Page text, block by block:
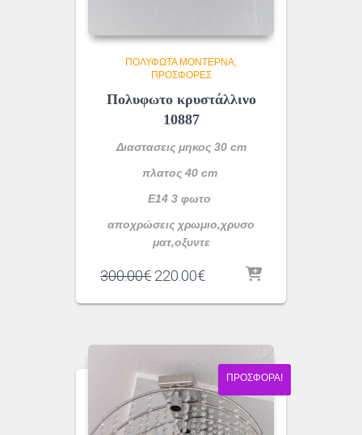
ΠΟΛΎΦΩΤΑ ΜΟΝΤΈΡΝΑ
ΠΡΟΣΦΟΡΕΣ
Πολυφωτο κρυστάλλινο
10887
Διαστασεις μηκος 30 cm
πλατος 40 cm
E14 3 φωτο
αποχρώσεις χρωμιο,χρυσο
ματ,οξυντε
300.00€ Original
was:
220.00€Η
τιμή
220.00€.
ΠΡΟΣΦΟΡΆ!